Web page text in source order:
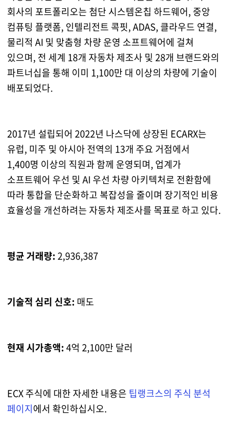
회사의 포트폴리오는 첨단 시스템온칩 하드웨어, 중앙
컴퓨팅 플랫폼, 인텔리전트 콕핏, ADAS, 클라우드 연결,
물리적 AI 및 맞춤형 차량 운영 소프트웨어에 걸쳐
있으며, 전 세계 18개 자동차 제조사 및 28개 브랜드와의
파트너십을 통해 이미 1,100만 대 이상의 차량에 기술이
배포되었다.
2017년 설립되어 2022년 나스닥에 상장된 ECARX는
유럽, 미주 및 아시아 전역의 13개 주요 거점에서
1,400명 이상의 직원과 함께 운영되며, 업계가
소프트웨어 우선 및 AI 우선 차량 아키텍처로 전환함에
따라 통합을 단순화하고 복잡성을 줄이며 장기적인 비용
효율성을 개선하려는 자동차 제조사를 목표로 하고 있다.
평균 거래량:2,936,387
기술적 심리 신호: 매도
현재 시가총액:4억 2,100만 달러
ECX 주식에 대한 자세한 내용은 팁랭크스의 주식 분석
페이지에서 확인하십시오.